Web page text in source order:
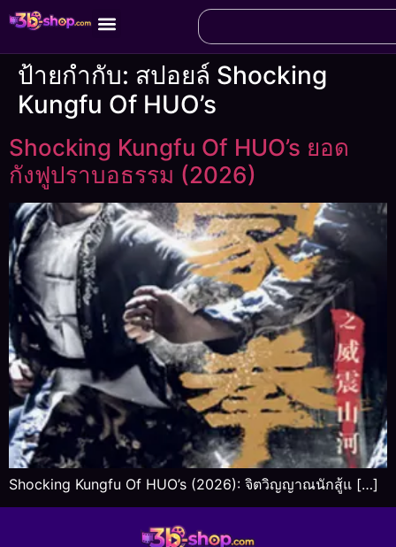
ป้ายกำกับ: สปอยล์ Shocking
Kungfu Of HUO’s
Shocking Kungfu Of HUO’s ยอด
กังฟูปราบอธรรม (2026)
Shocking Kungfu Of HUO’s (2026): จิตวิญญาณนักสู้แ […]